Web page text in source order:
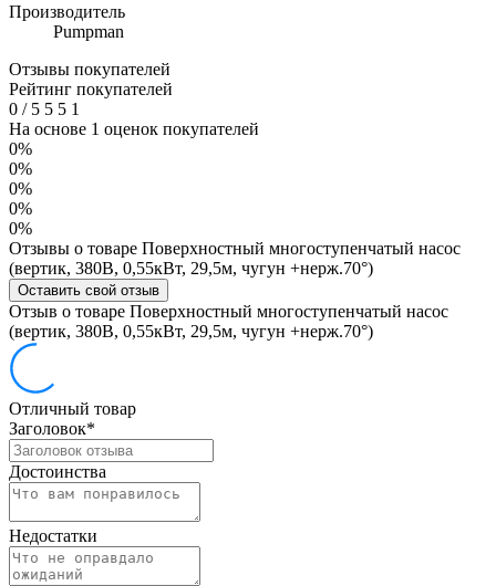
Производитель
Pumpman
Отзывы покупателей
Рейтинг покупателей
0 /5 5 5 1
На основе 1 оценок покупателей
0%
0%
0%
0%
0%
Отзывы о товаре Поверхностный многоступенчатый насос
(вертик, 380В, 0,55кВт, 29,5м, чугун +нерж.70°)
Оставить свой отзыв
Отзыв о товаре Поверхностный многоступенчатый насос
(вертик, 380В, 0,55кВт, 29,5м, чугун +нерж.70°)
Отличный товар
Заголовок*
Достоинства
Недостатки